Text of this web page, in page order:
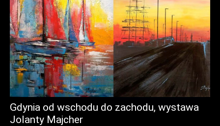
Gdynia od wschodu do zachodu, wystawa
Jolanty Majcher